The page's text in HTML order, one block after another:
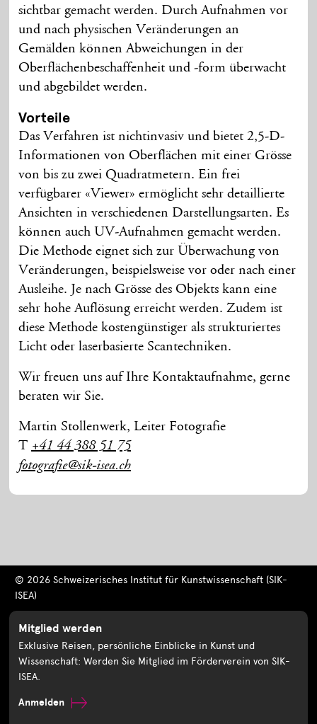
sichtbar gemacht werden. Durch Aufnahmen vor
und nach physischen Veränderungen an
Gemälden können Abweichungen in der
Oberflächenbeschaffenheit und -form überwacht
und abgebildet werden.
Vorteile
Das Verfahren ist nichtinvasiv und bietet 2,5-D-
Informationen von Oberflächen mit einer Grösse
von bis zu zwei Quadratmetern. Ein frei
verfügbarer «Viewer» ermöglicht sehr detaillierte
Ansichten in verschiedenen Darstellungsarten. Es
können auch UV-Aufnahmen gemacht werden.
Die Methode eignet sich zur Überwachung von
Veränderungen, beispielsweise vor oder nach einer
Ausleihe. Je nach Grösse des Objekts kann eine
sehr hohe Auflösung erreicht werden. Zudem ist
diese Methode kostengünstiger als strukturiertes
Licht oder laserbasierte Scantechniken.
Wir freuen uns auf Ihre Kontaktaufnahme, gerne
beraten wir Sie.
Martin Stollenwerk, Leiter Fotografie
T +41 44 388 51 75
fotografie@sik-isea.ch
© 2026 Schweizerisches Institut für Kunstwissenschaft (SIK-
ISEA)
Mitglied werden
Exklusive Reisen, persönliche Einblicke in Kunst und
Wissenschaft: Werden Sie Mitglied im Förderverein von SIK-
ISEA.
Anmelden